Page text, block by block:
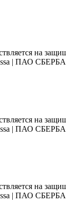
на
| ПАО
на
| ПАО
на
| ПАО